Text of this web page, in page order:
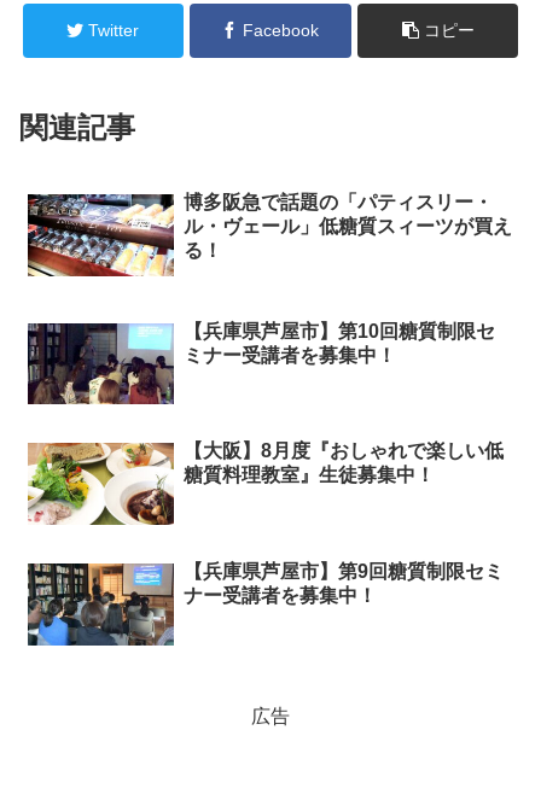
Twitter Facebook コピー
関連記事
博多阪急で話題の「パティスリー・
ル・ヴェール」低糖質スィーツが買え
る！
【兵庫県芦屋市】第10回糖質制限セ
ミナー受講者を募集中！
【大阪】8月度『おしゃれで楽しい低
糖質料理教室』生徒募集中！
【兵庫県芦屋市】第9回糖質制限セミ
ナー受講者を募集中！
広告